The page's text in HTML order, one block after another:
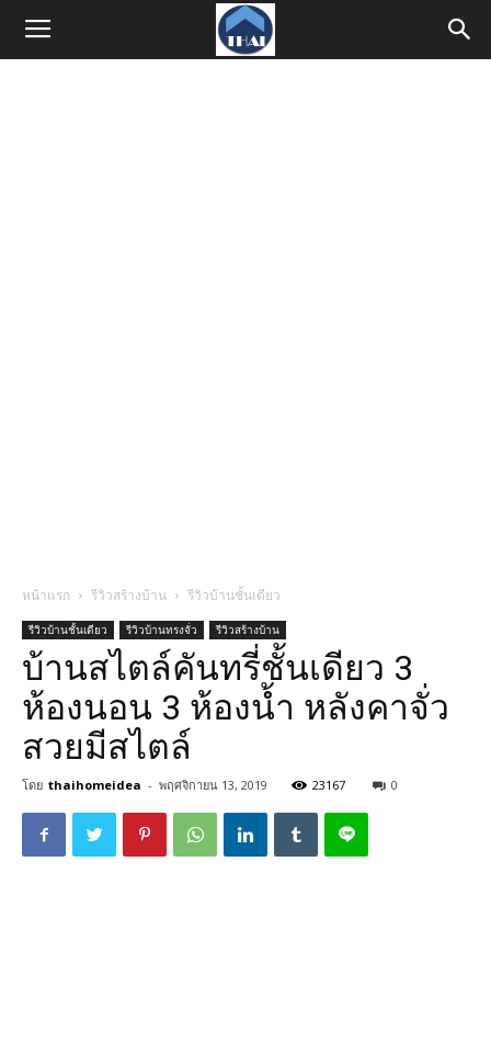
หน้าแรก รีวิวสร้างบ้าน รีวิวบ้านชั้นเดียว
รีวิวบ้านชั้นเดียว รีวิวบ้านทรงจั่ว รีวิวสร้างบ้าน
บ้านสไตล์คันทรี่ชั้นเดียว 3
ห้องนอน 3 ห้องน้ำ หลังคาจั่ว
สวยมีสไตล์
โดย thaihomeidea - พฤศจิกายน 13, 2019 23167 0